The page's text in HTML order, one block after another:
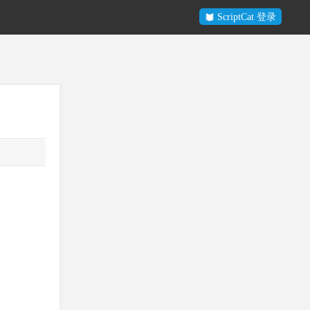
ScriptCat 登录